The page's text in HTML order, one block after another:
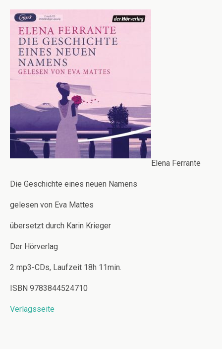
Elena Ferrante
Die Geschichte eines neuen Namens
gelesen von Eva Mattes
übersetzt durch Karin Krieger
Der Hörverlag
2 mp3-CDs, Laufzeit 18h 11min.
ISBN 9783844524710
Verlagsseite